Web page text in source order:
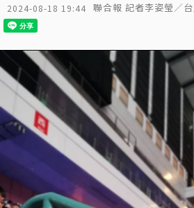
2024-08-18 19:44 聯合報 記者李姿瑩／